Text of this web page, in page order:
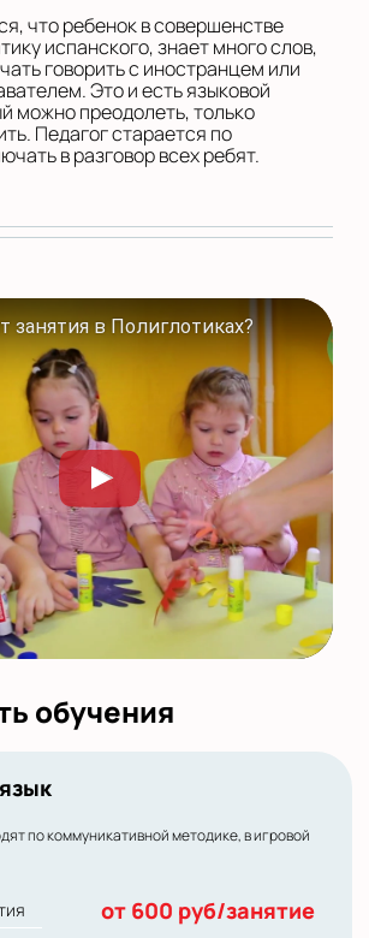
что ребенок в совершенстве
испанского, знает много слов,
говорить с иностранцем или
Это и есть языковой
можно преодолеть, только
Педагог старается по
в разговор всех ребят.
занятия в Полиглотиках?
обучения
по коммуникативной методике, в игровой
от 600 руб/занятие